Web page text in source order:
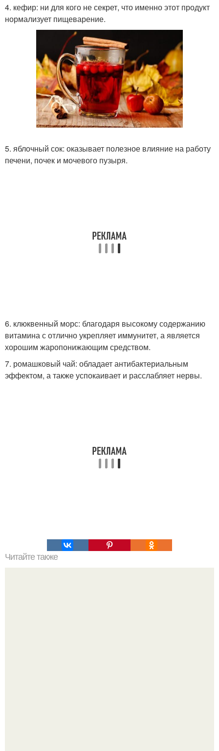
4. кефир: ни для кого не секрет, что именно этот продукт
нормализует пищеварение.
5. яблочный сок: оказывает полезное влияние на работу
печени, почек и мочевого пузыря.
6. клюквенный морс: благодаря высокому содержанию
витамина с отлично укрепляет иммунитет, а является
хорошим жаропонижающим средством.
7. ромашковый чай: обладает антибактериальным
эффектом, а также успокаивает и расслабляет нервы.
Читайте также